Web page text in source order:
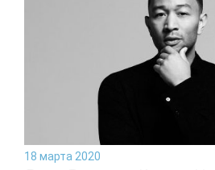
18 марта 2020